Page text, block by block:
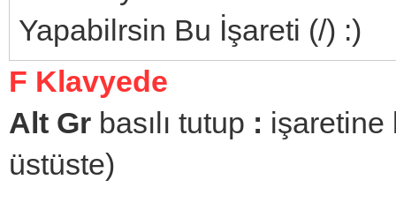
Yapabilrsin Bu İşareti (/) :)
F Klavyede
Alt Gr basılı tutup : işaretine
üstüste)